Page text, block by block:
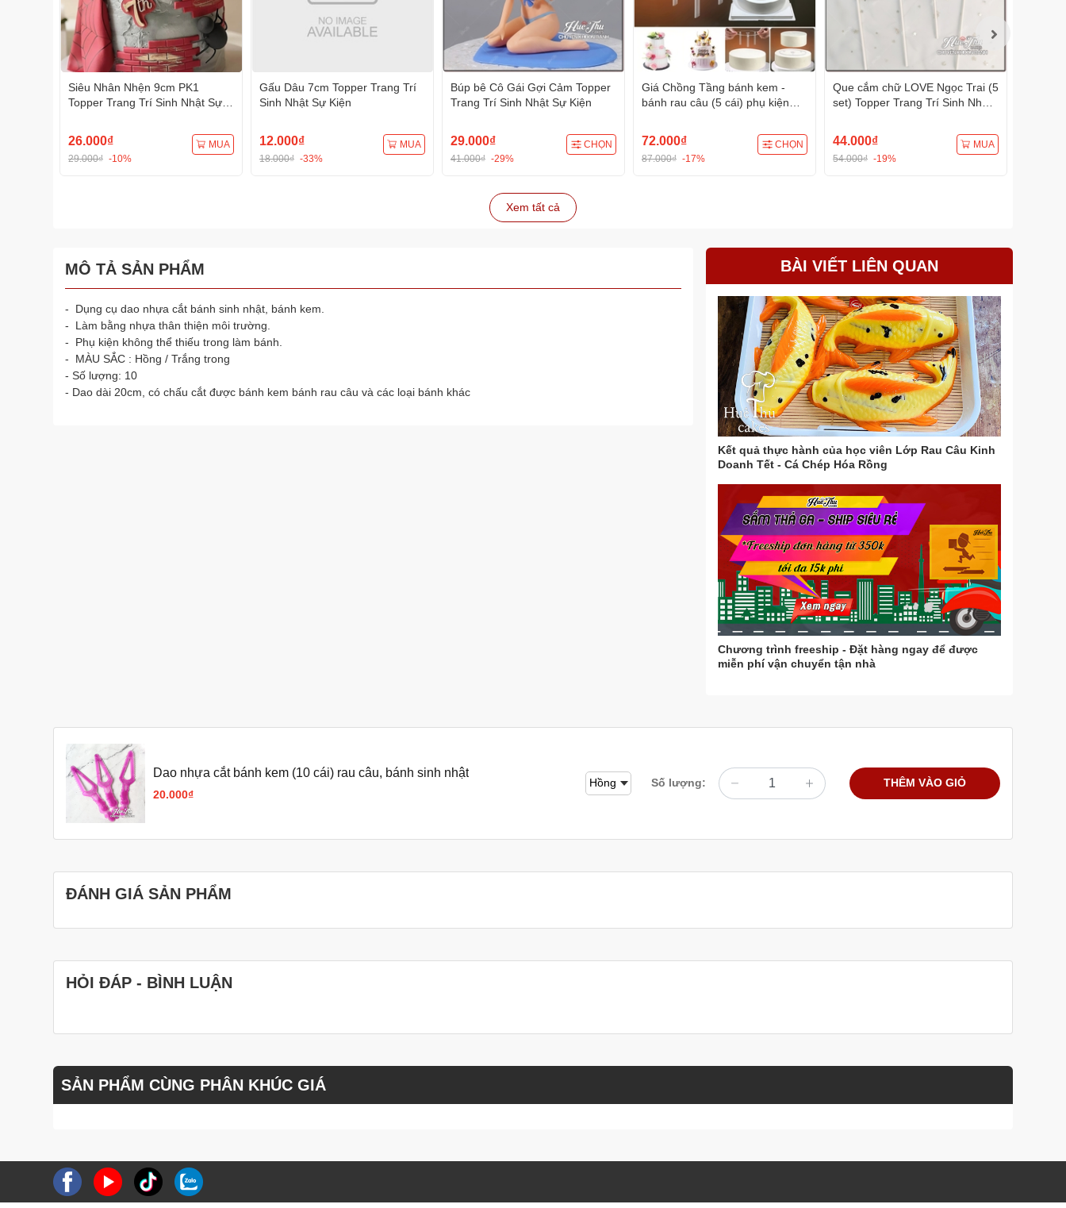
Siêu Nhân Nhện 9cm PK1
Topper Trang Trí Sinh Nhật Sự
26.000₫
29.000₫ -10%
MUA
Gấu Dâu 7cm Topper Trang Trí
Sinh Nhật Sự Kiện
12.000₫
18.000₫ -33%
MUA
Búp bê Cô Gái Gợi Cảm Topper
Trang Trí Sinh Nhật Sự Kiện
29.000₫
41.000₫ -29%
CHỌN
Giá Chồng Tầng bánh kem -
bánh rau câu (5 cái) phụ kiện
72.000₫
87.000₫ -17%
CHỌN
Que cắm chữ LOVE Ngọc Trai (5
set) Topper Trang Trí Sinh Nhật
44.000₫
54.000₫ -19%
MUA
Xem tất cả
MÔ TẢ SẢN PHẨM
- Dụng cụ dao nhựa cắt bánh sinh nhật, bánh kem.
- Làm bằng nhựa thân thiện môi trường.
- Phụ kiện không thể thiếu trong làm bánh.
- MÀU SẮC : Hồng / Trắng trong
- Số lượng: 10
- Dao dài 20cm, có chấu cắt được bánh kem bánh rau câu và các loại bánh khác
BÀI VIẾT LIÊN QUAN
Kết quả thực hành của học viên Lớp Rau Câu Kinh
Doanh Tết - Cá Chép Hóa Rồng
Chương trình freeship - Đặt hàng ngay để được
miễn phí vận chuyển tận nhà
Dao nhựa cắt bánh kem (10 cái) rau câu, bánh sinh nhật
20.000₫
Số lượng: THÊM VÀO GIỎ
ĐÁNH GIÁ SẢN PHẨM
HỎI ĐÁP - BÌNH LUẬN
SẢN PHẨM CÙNG PHÂN KHÚC GIÁ